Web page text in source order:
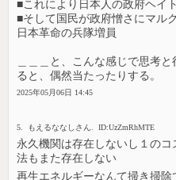
■これにより日本人の政府ヘイ
■そして国民が政府憎さにマ
日本革命の兵隊増員
＿＿＿と、こんな感じで思考
ると、偶然当たったりする。
2025年05月06日 14:45
5. もえるななしさん. ID:UzZmRhMTE
永久機関は存在しないし１の
法もまた存在しない
再生エネルギーなんて掃き掃